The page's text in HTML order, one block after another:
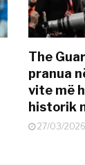
The
pranua
vite më
historik
27/03/2026